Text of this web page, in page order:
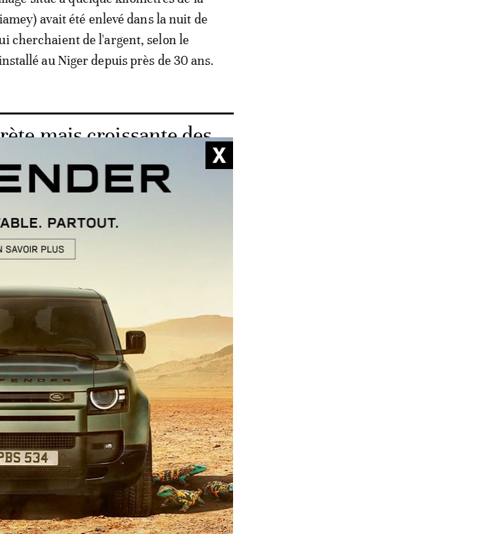
avait été enlevé dans la nuit de
cherchaient de l'argent, selon le
au Niger depuis près de 30 ans.
mais croissante des
avaient ensuite contacté le père
Abba Lélé, préfet de Birni Nkonni
le montant demandé.
avait confirmé mardi qu'un
d'Occidentaux par des
Pétronin et deux otages italiens, dont un
mais plusieurs restent détenus au Sahel.
Woodke enlevé au Niger en octobre